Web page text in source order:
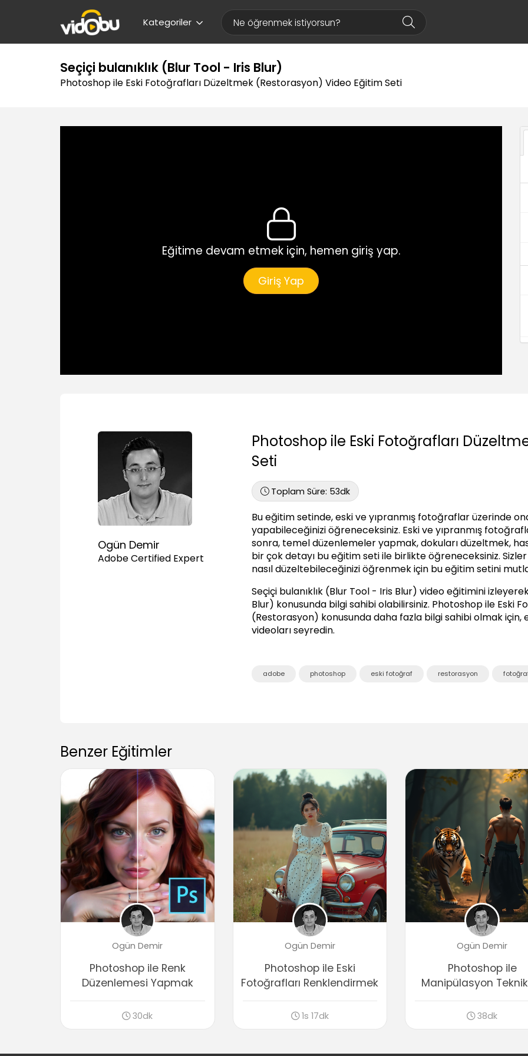
Kategoriler
Seçiçi bulanıklık (Blur Tool - Iris Blur)
Photoshop ile Eski Fotoğrafları Düzeltmek (Restorasyon) Video Eğitim Seti
Eğitime devam etmek için, hemen giriş yap.
Giriş Yap
Ogün Demir
Adobe Certified Expert
Photoshop ile Eski Fotoğrafları
Seti
Toplam Süre: 53dk
Bu eğitim setinde, eski ve yıpranmış fotoğraflar üzerinde
yapabileceğinizi öğreneceksiniz. Eski ve yıpranmış
sonra, temel düzenlemeler yapmak, dokuları düzeltmek,
bir çok detayı bu eğitim seti ile birlikte öğreneceksiniz. Sizler
nasıl düzeltebileceğinizi öğrenmek için bu eğitim setini
Seçiçi bulanıklık (Blur Tool - Iris Blur) video eğitimini
Blur) konusunda bilgi sahibi olabilirsiniz. Photoshop ile Eski
(Restorasyon) konusunda daha fazla bilgi sahibi olmak
videoları seyredin.
adobe photoshop eski fotoğraf restorasyon
Benzer Eğitimler
Ogün Demir
Photoshop ile Renk
Düzenlemesi Yapmak
30dk
Ogün Demir
Photoshop ile Eski
Fotoğrafları Renklendirmek
1s 17dk
Ogün Demir
Photoshop ile
Manipülasyon
38dk